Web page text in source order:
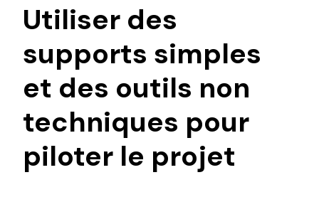
Utiliser des
supports simples
et des outils non
techniques pour
piloter le projet